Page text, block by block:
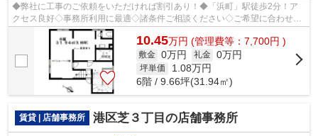
◆弊社に工事のご依頼をいただければ割引あり！◆「浜町」駅徒歩2分！ア
クセス良好◇事務所利用に最適◇諸条件ご相談ください◇ご希望に合わせて
物件のご提案が可能です◇お気軽にお問い合わ...
10.45万円 (管理費等：7,700円 )
敷金 0万円 礼金 0万円
坪単価 1.08万円
6階 / 9.66坪(31.94㎡)
賃貸 | 店舗事務所 港区芝３丁目の店舗事務所